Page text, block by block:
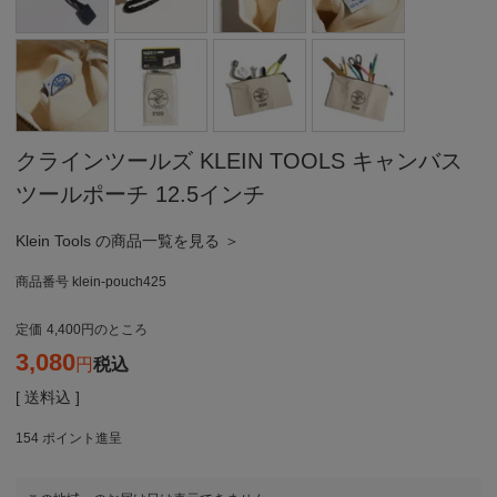
クラインツールズ KLEIN TOOLS キャンバス
ツールポーチ 12.5インチ
Klein Tools の商品一覧を見る ＞
商品番号 klein-pouch425
定価 4,400 のところ
3,080 税込
送料込
154 ポイント進呈